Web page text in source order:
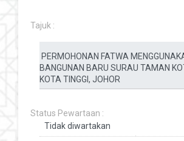
Tajuk :
Status Pewartaan :